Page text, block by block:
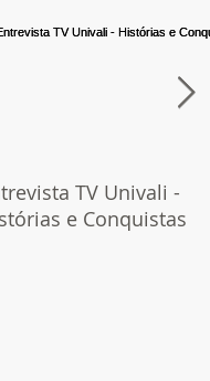
TV Univali -
e Conquistas